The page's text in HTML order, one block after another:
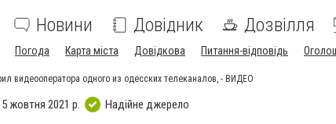
Новини Довідник Дозвілля
Погода Карта міста Довідкова Питання-відповідь
видеооператора одного из одесских телеканалов, - ВИДЕО
жовтня 2021 р. Надійне джерело